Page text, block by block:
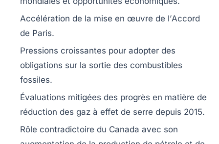
Accélération de la mise en œuvre de l’Accord
de Paris.
Pressions croissantes pour adopter des
obligations sur la sortie des combustibles
fossiles.
Évaluations mitigées des progrès en matière de
réduction des gaz à effet de serre depuis 2015.
Rôle contradictoire du Canada avec son